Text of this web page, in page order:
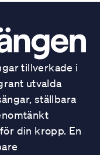
tillverkade i
utvalda
ställbara
din kropp. En